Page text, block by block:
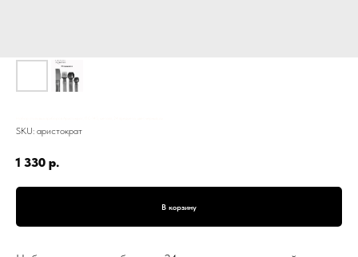
SKU: аристократ
1 330 р.
В корзину